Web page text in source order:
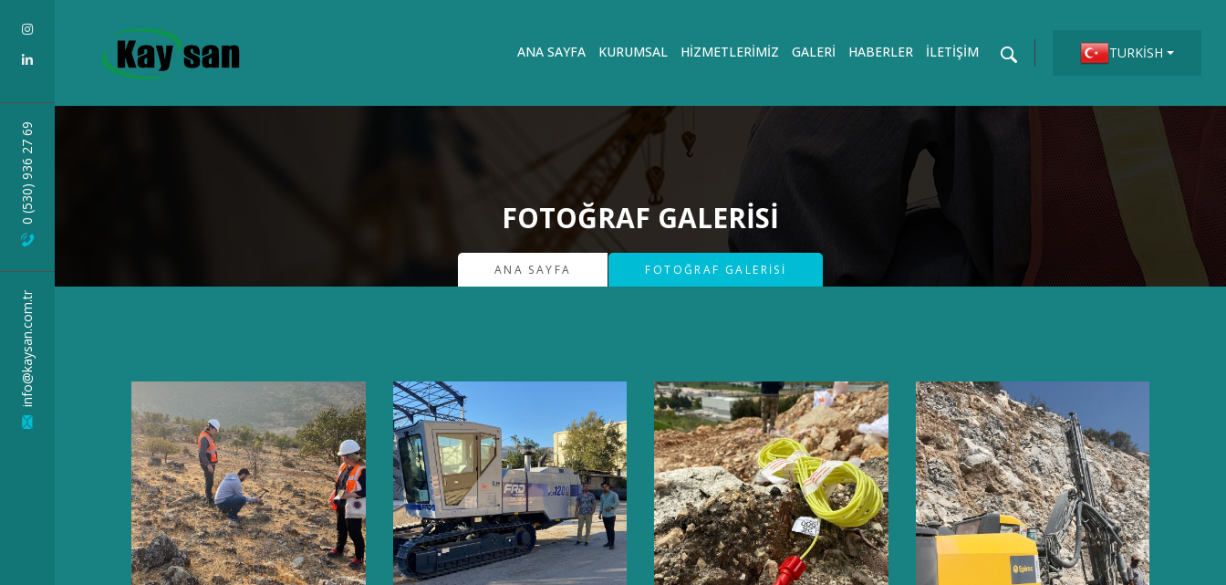
0 (530) 936 27 69
info@kaysan.com.tr
ANA SAYFA KURUMSAL HIZMETLERIMIZ GALERI HABERLER İLETIŞIM TURKISH
FOTOĞRAF GALERISI
ANA SAYFA FOTOĞRAF GALERISI